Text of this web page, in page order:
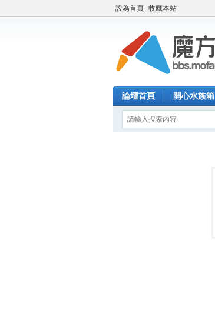
設為首頁 收藏本站
論壇首頁 開心水族箱